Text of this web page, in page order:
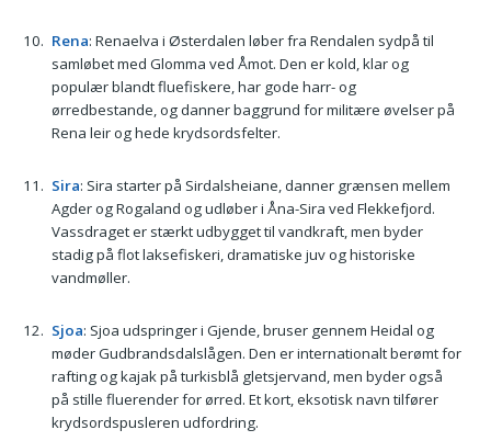
Rena: Renaelva i Østerdalen løber fra Rendalen sydpå til
samløbet med Glomma ved Åmot. Den er kold, klar og
populær blandt fluefiskere, har gode harr- og
ørredbestande, og danner baggrund for militære øvelser på
Rena leir og hede krydsordsfelter.
Sira: Sira starter på Sirdalsheiane, danner grænsen mellem
Agder og Rogaland og udløber i Åna-Sira ved Flekkefjord.
Vassdraget er stærkt udbygget til vandkraft, men byder
stadig på flot laksefiskeri, dramatiske juv og historiske
vandmøller.
Sjoa: Sjoa udspringer i Gjende, bruser gennem Heidal og
møder Gudbrandsdalslågen. Den er internationalt berømt for
rafting og kajak på turkisblå gletsjervand, men byder også
på stille fluerender for ørred. Et kort, eksotisk navn tilfører
krydsordspusleren udfordring.